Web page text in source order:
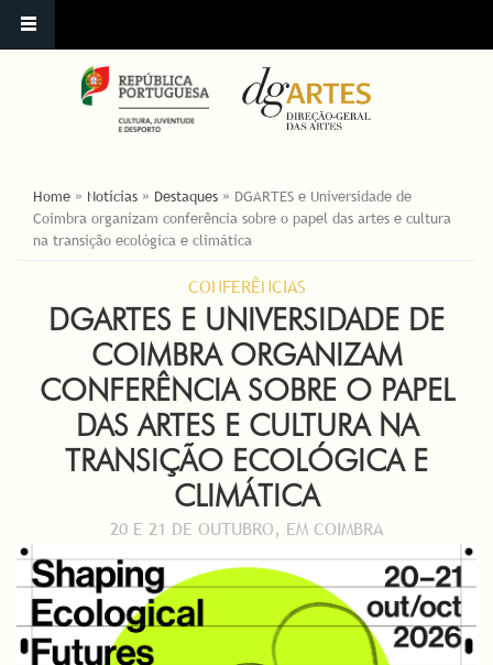
ESTÁ AQUI
Home » Notícias » Destaques » DGARTES e Universidade de
Coimbra organizam conferência sobre o papel das artes e cultura
na transição ecológica e climática
CONFERÊNCIAS
DGARTES E UNIVERSIDADE DE
COIMBRA ORGANIZAM
CONFERÊNCIA SOBRE O PAPEL
DAS ARTES E CULTURA NA
TRANSIÇÃO ECOLÓGICA E
CLIMÁTICA
20 E 21 DE OUTUBRO, EM COIMBRA